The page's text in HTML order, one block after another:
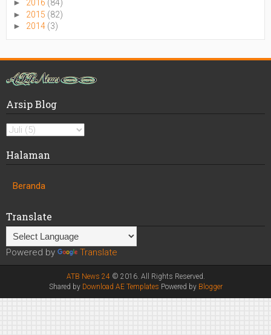
► 2016 (84)
► 2015 (82)
► 2014 (3)
Arsip Blog
Halaman
Beranda
Translate
Powered by Translate
ATB News 24© 2016. All Rights Reserved.
Shared by Download AE Templates Powered by Blogger